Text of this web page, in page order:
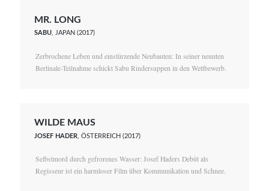
MR. LONG
SABU , JAPAN (2017)
Zerbrochene Leben und einstürzende Neubauten: In seiner neunten
Berlinale-Teilnahme schickt Sabu Rindersuppen in den Wettbewerb.
WILDE MAUS
JOSEF HADER , ÖSTERREICH (2017)
Selbstmord durch gefrorenes Wasser: Josef Haders Debüt als
Regisseur ist ein harmloser Film über Kommunikation und Schnee.